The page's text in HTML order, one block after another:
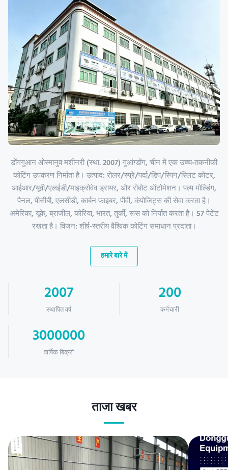
डोंगगुआन ओस्मानुव मशीनरी (स्था. 2007) गुआंग्डोंग, चीन में एक उच्च-तकनीकी
कोटिंग उपकरण निर्माता है। उत्पाद: रोलर/स्प्रे/पर्दा/डिप/स्पिन/स्लिट कोटर,
आईआर/यूवी/एलईडी/माइक्रोवेव ड्रायर, और रोबोट ऑटोमेशन। पल्प मोल्डिंग,
पैनल, पीसीबी, एलसीडी, कार्बन फाइबर, पीवी, कंपोजिट्स की सेवा करता है।
अमेरिका, यूके, ब्राजील, कोरिया, भारत, तुर्की, रूस को निर्यात करता है। 57 पेटेंट
रखता है। विजन: शीर्ष-स्तरीय वैश्विक कोटिंग समाधान प्रदाता।
हमारे बारे में
2007
स्थापित वर्ष
200
कर्मचारी
3000000
वार्षिक बिक्री
ताजा खबर